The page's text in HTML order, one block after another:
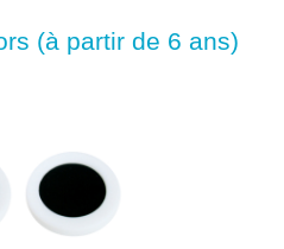
(à partir de 6 ans)